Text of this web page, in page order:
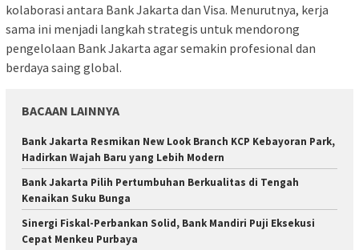
kolaborasi antara Bank Jakarta dan Visa. Menurutnya, kerja
sama ini menjadi langkah strategis untuk mendorong
pengelolaan Bank Jakarta agar semakin profesional dan
berdaya saing global.
BACAAN LAINNYA
Bank Jakarta Resmikan New Look Branch KCP Kebayoran Park,
Hadirkan Wajah Baru yang Lebih Modern
Bank Jakarta Pilih Pertumbuhan Berkualitas di Tengah
Kenaikan Suku Bunga
Sinergi Fiskal-Perbankan Solid, Bank Mandiri Puji Eksekusi
Cepat Menkeu Purbaya